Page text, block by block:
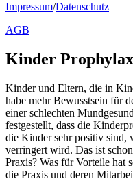
Impressum/Datenschutz
AGB
Kinder
Kinder und Eltern, die in
habe mehr Bewusstsein für
einer schlechten
festgestellt, dass die
die Kinder sehr positiv sind,
verringert wird. Das ist
Praxis? Was für Vorteile hat
die Praxis und deren